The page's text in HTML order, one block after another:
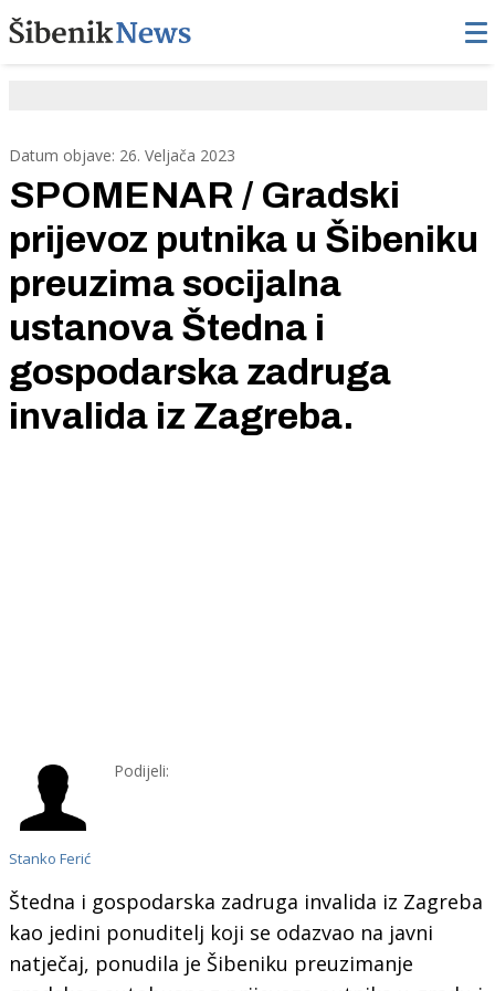
Datum objave: 26. Veljača 2023
SPOMENAR / Gradski
prijevoz putnika u Šibeniku
preuzima socijalna
ustanova Štedna i
gospodarska zadruga
invalida iz Zagreba.
Stanko Ferić
Podijeli:
Štedna i gospodarska zadruga invalida iz Zagreba
kao jedini ponuditelj koji se odazvao na javni
natječaj, ponudila je Šibeniku preuzimanje